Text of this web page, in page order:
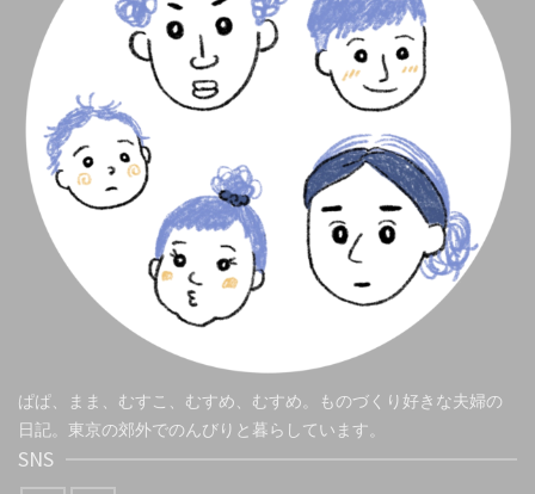
ぱぱ、まま、むすこ、むすめ、むすめ。ものづくり好きな夫婦の
日記。東京の郊外でのんびりと暮らしています。
SNS